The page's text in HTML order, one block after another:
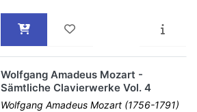
Wolfgang Amadeus Mozart -
Sämtliche Clavierwerke Vol. 4
Wolfgang Amadeus Mozart (1756-1791)